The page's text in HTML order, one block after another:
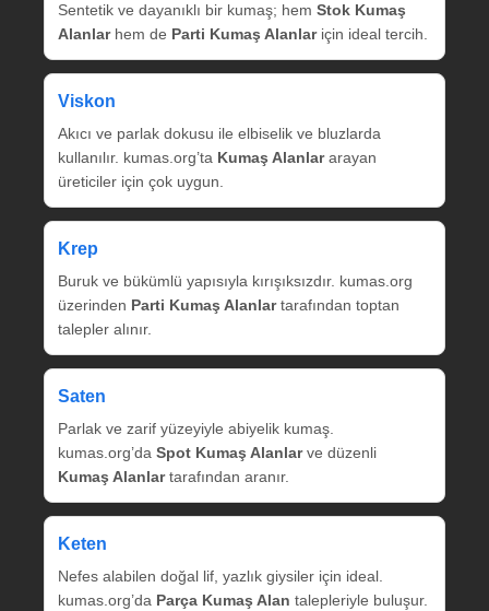
Sentetik ve dayanıklı bir kumaş; hem Stok Kumaş
Alanlarhem de Parti Kumaş Alanlariçin ideal tercih.
Viskon
Akıcı ve parlak dokusu ile elbiselik ve bluzlarda
kullanılır. kumas.org’ta Kumaş Alanlararayan
üreticiler için çok uygun.
Krep
Buruk ve bükümlü yapısıyla kırışıksızdır. kumas.org
üzerinden Parti Kumaş Alanlartarafından toptan
talepler alınır.
Saten
Parlak ve zarif yüzeyiyle abiyelik kumaş.
kumas.org’da Spot Kumaş Alanlarve düzenli
Kumaş Alanlartarafından aranır.
Keten
Nefes alabilen doğal lif, yazlık giysiler için ideal.
kumas.org’da Parça Kumaş Alan talepleriyle buluşur.